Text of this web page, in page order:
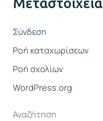
Σύνδεση
Ροή καταχωρίσεων
Ροή σχολίων
WordPress.org
Αναζήτηση